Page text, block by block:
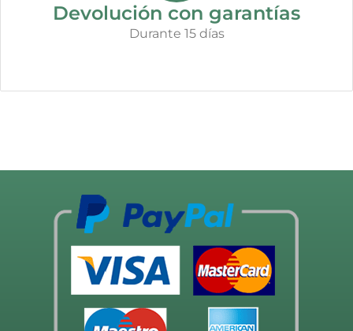
Devolución con garantías
Durante 15 días